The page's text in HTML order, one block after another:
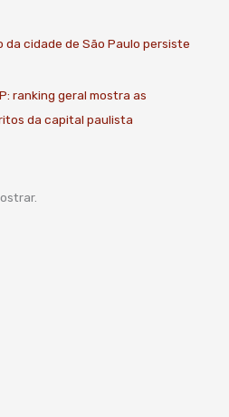
cidade de São Paulo persiste
ranking geral mostra as
da capital paulista